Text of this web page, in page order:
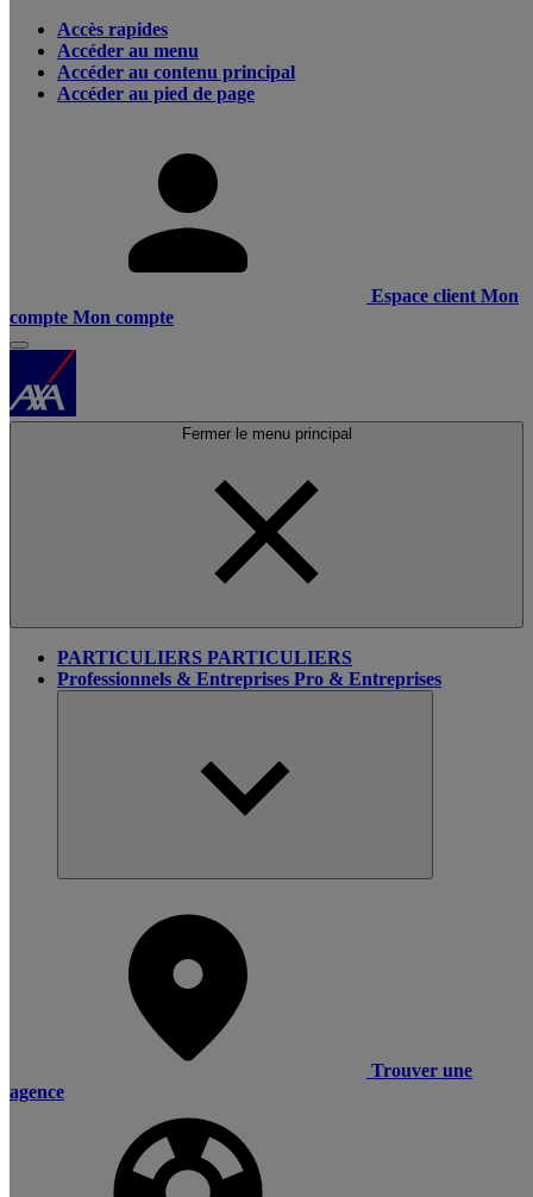
Accès rapides
Accéder au menu
Accéder au contenu principal
Accéder au pied de page
Espace client Mon
compte Mon compte
Fermer le menu principal
PARTICULIERS PARTICULIERS
Professionnels & Entreprises Pro & Entreprises
Trouver une
agence